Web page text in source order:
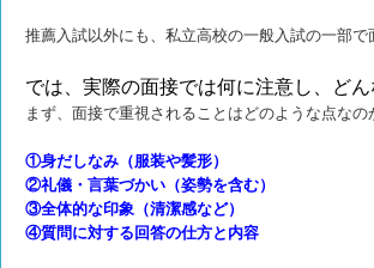
推薦入試以外にも、私立高校の一般入試の一部で
では、実際の面接では何に注意し、ど
まず、面接で重視されることはどのような点なの
①身だしなみ（服装や髪形）
②礼儀・言葉づかい（姿勢を含む）
③全体的な印象（清潔感など）
④質問に対する回答の仕方と内容